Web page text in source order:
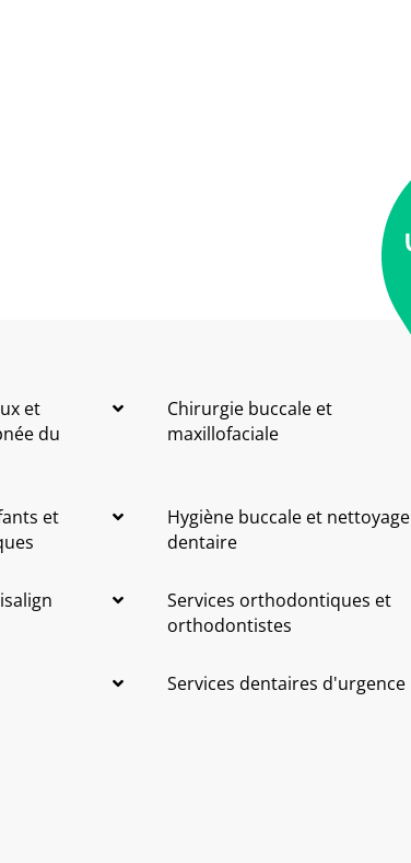
et
du
Chirurgie buccale et
maxillofaciale
et
Hygiène buccale et nettoyage
dentaire
Services orthodontiques et
orthodontistes
Services dentaires d'urgence